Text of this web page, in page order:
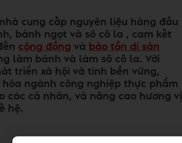
cung cấp nguyên liệu hàng đầu
bánh ngọt và sô cô la , cam kết
cộng đồng và
bảo tồn di sản
làm bánh và làm sô cô la. Với
triển xã hội và tính bền vững,
hóa ngành công nghiệp thực phẩm
các cá nhân, và nâng cao hương vị
hệ.